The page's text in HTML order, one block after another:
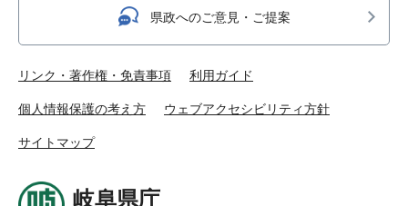
県政へのご意見・ご提案
リンク・著作権・免責事項 利用ガイド
個人情報保護の考え方 ウェブアクセシビリティ方針
サイトマップ
岐阜県庁